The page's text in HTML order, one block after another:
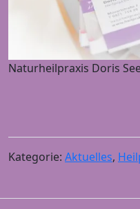
Naturheilpraxis Doris
Kategorie: Aktuelles,